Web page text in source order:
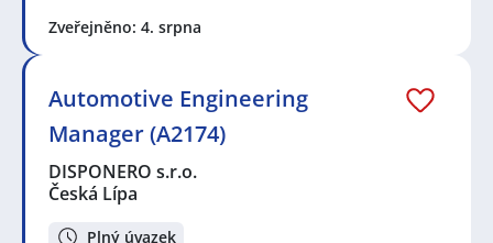
Zveřejněno: 4. srpna
Automotive Engineering
Manager (A2174)
DISPONERO s.r.o.
Česká Lípa
Plný úvazek